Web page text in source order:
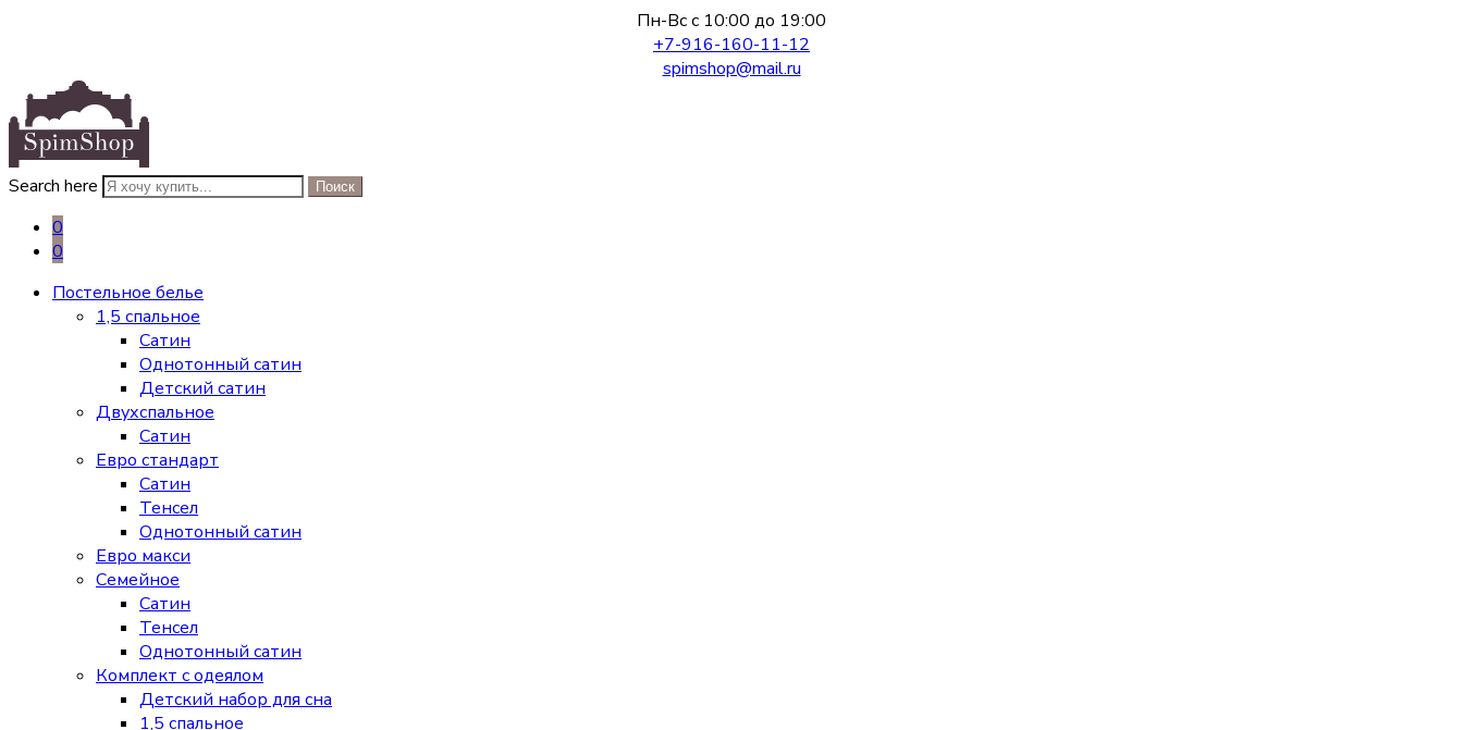
Пн-Вс с 10:00 до 19:00
+7-916-160-11-12
spimshop@mail.ru
Search here Поиск
0
0
Постельное белье
1,5 спальное
Сатин
Однотонный сатин
Детский сатин
Двухспальное
Сатин
Евро стандарт
Сатин
Тенсел
Однотонный сатин
Евро макси
Семейное
Сатин
Тенсел
Однотонный сатин
Комплект с одеялом
Детский набор для сна
1,5 спальное